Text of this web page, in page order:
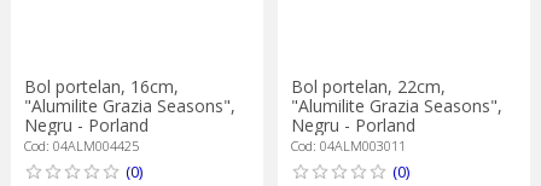
Bol portelan, 16cm,
"Alumilite Grazia Seasons",
Negru - Porland
Cod: 04ALM004425
(0)
Bol portelan, 22cm,
"Alumilite Grazia Seasons",
Negru - Porland
Cod: 04ALM003011
(0)